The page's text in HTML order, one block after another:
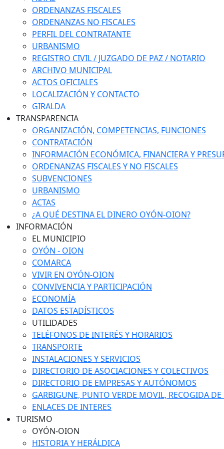
ORDENANZAS FISCALES
ORDENANZAS NO FISCALES
PERFIL DEL CONTRATANTE
URBANISMO
REGISTRO CIVIL / JUZGADO DE PAZ / NOTARIO
ARCHIVO MUNICIPAL
ACTOS OFICIALES
LOCALIZACIÓN Y CONTACTO
GIRALDA
TRANSPARENCIA
ORGANIZACIÓN, COMPETENCIAS, FUNCIONES
CONTRATACIÓN
INFORMACIÓN ECONÓMICA, FINANCIERA Y
ORDENANZAS FISCALES Y NO FISCALES
SUBVENCIONES
URBANISMO
ACTAS
¿A QUÉ DESTINA EL DINERO OYÓN-OION?
INFORMACIÓN
EL MUNICIPIO
OYÓN - OION
COMARCA
VIVIR EN OYÓN-OION
CONVIVENCIA Y PARTICIPACIÓN
ECONOMÍA
DATOS ESTADÍSTICOS
UTILIDADES
TELÉFONOS DE INTERÉS Y HORARIOS
TRANSPORTE
INSTALACIONES Y SERVICIOS
DIRECTORIO DE ASOCIACIONES Y COLECTIVOS
DIRECTORIO DE EMPRESAS Y AUTÓNOMOS
GARBIGUNE, PUNTO VERDE MOVIL, RECOGIDA DE
ENLACES DE INTERES
TURISMO
OYÓN-OION
HISTORIA Y HERÁLDICA